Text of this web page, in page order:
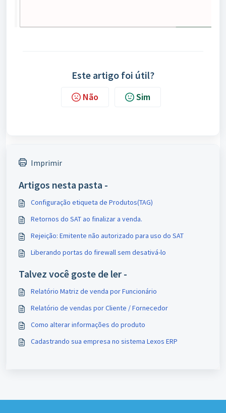
Este artigo foi útil?
Não Sim
Imprimir
Artigos nesta pasta -
Configuração etiqueta de Produtos(TAG)
Retornos do SAT ao finalizar a venda.
Rejeição: Emitente não autorizado para uso do SAT
Liberando portas do firewall sem desativá-lo
Talvez você goste de ler -
Relatório Matriz de venda por Funcionário
Relatório de vendas por Cliente / Fornecedor
Como alterar informações do produto
Cadastrando sua empresa no sistema Lexos ERP